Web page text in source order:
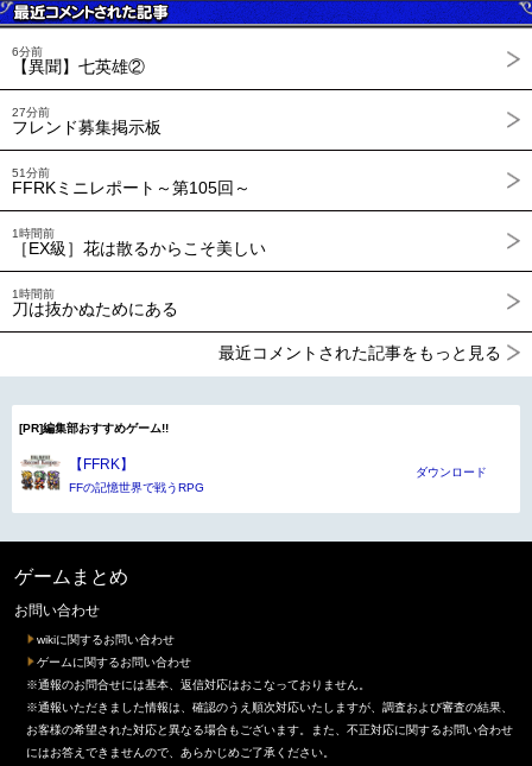
6分前
【異聞】七英雄②
27分前
フレンド募集掲示板
51分前
FFRKミニレポート～第105回～
1時間前
［EX級］花は散るからこそ美しい
1時間前
刀は抜かぬためにある
最近コメントされた記事をもっと見る
[PR]編集部おすすめゲーム!!
【FFRK】
FFの記憶世界で戦うRPG
ダウンロード
ゲームまとめ
お問い合わせ
wikiに関するお問い合わせ
ゲームに関するお問い合わせ
※通報のお問合せには基本、返信対応はおこなっておりません。
※通報いただきました情報は、確認のうえ順次対応いたしますが、調査および審査の結果、
お客様の希望された対応と異なる場合もございます。また、不正対応に関するお問い合わせ
にはお答えできませんので、あらかじめご了承ください。